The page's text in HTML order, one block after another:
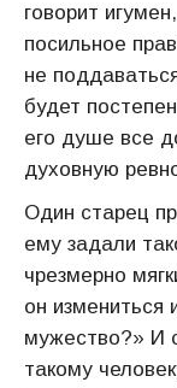
говорит
посильное
не
будет
его душе все
духовную
Один старец
ему задали
чрезмерно
он измениться
мужество?» И
такому